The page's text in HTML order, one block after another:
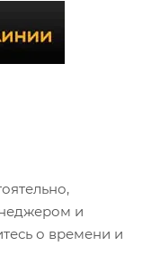
и
о времени и